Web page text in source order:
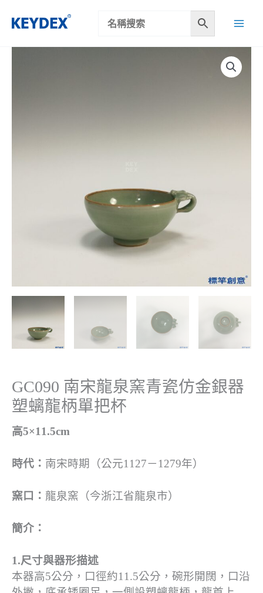
GC090 南宋龍泉窯青瓷仿金銀器
塑螭龍柄單把杯
高5×11.5cm
時代： 南宋時期（公元1127－1279年）
窯口： 龍泉窯（今浙江省龍泉市）
簡介：
1.尺寸與器形描述
本器高5公分，口徑約11.5公分，碗形開闊，口沿